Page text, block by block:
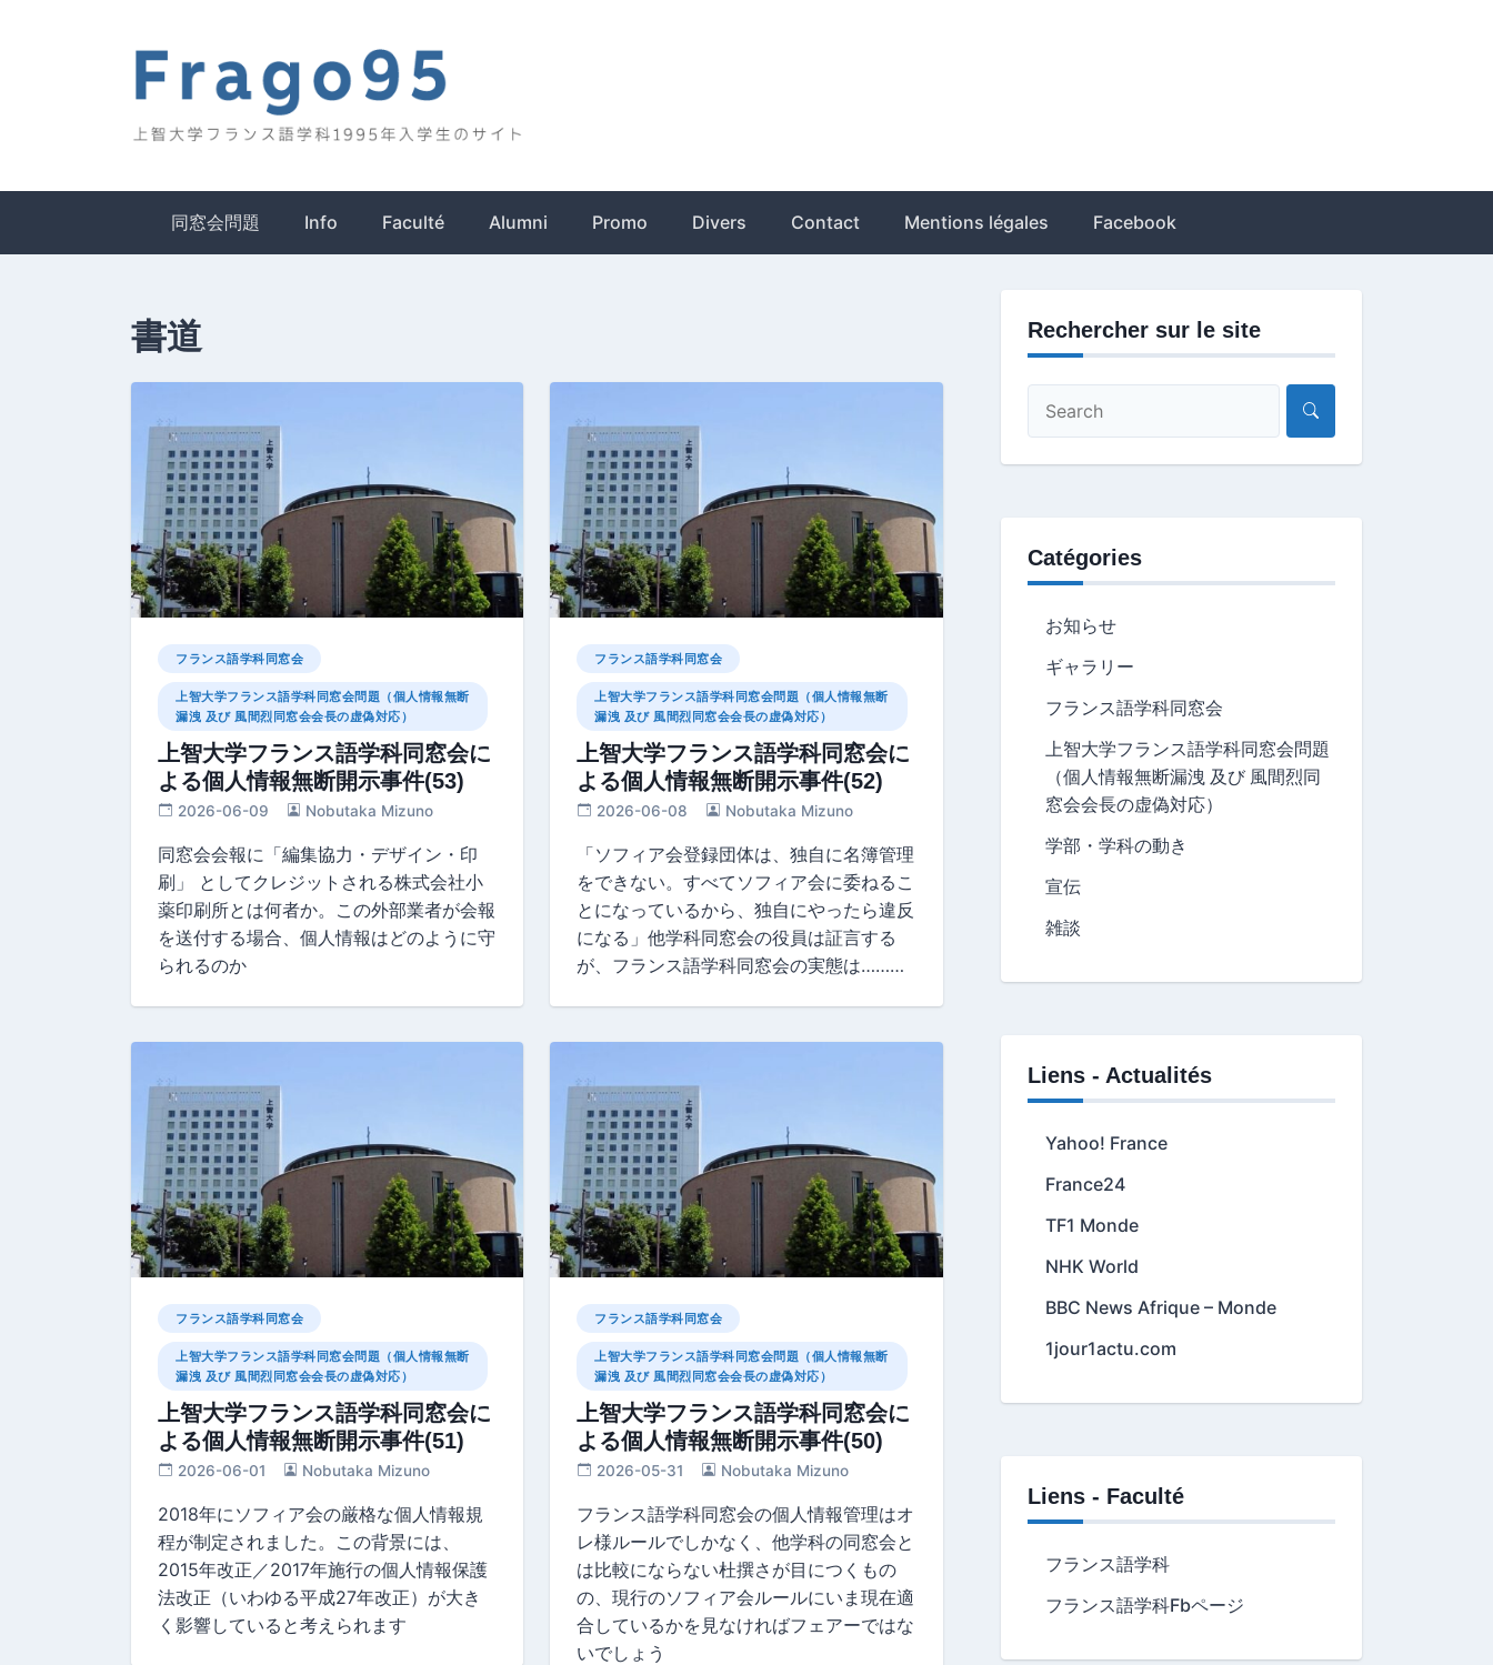
Frago95
同窓会問題 Info Faculté Alumni Promo Divers Contact Mentions légales Facebook
書道
フランス語学科同窓会
上智大学フランス語学科同窓会問題（個人情報無断
漏洩 及び 風間烈同窓会会長の虚偽対応）
上智大学フランス語学科同窓会に
よる個人情報無断開示事件(53)
2026-06-09 Nobutaka Mizuno
同窓会会報に「編集協⼒・デザイン・印
刷」 としてクレジットされる株式会社小
薬印刷所とは何者か。この外部業者が会報
を送付する場合、個人情報はどのように守
られるのか
フランス語学科同窓会
上智大学フランス語学科同窓会問題（個人情報無断
漏洩 及び 風間烈同窓会会長の虚偽対応）
上智大学フランス語学科同窓会に
よる個人情報無断開示事件(52)
2026-06-08 Nobutaka Mizuno
「ソフィア会登録団体は、独自に名簿管理
をできない。すべてソフィア会に委ねるこ
とになっているから、独自にやったら違反
になる」他学科同窓会の役員は証言する
が、フランス語学科同窓会の実態は………
フランス語学科同窓会
上智大学フランス語学科同窓会問題（個人情報無断
漏洩 及び 風間烈同窓会会長の虚偽対応）
上智大学フランス語学科同窓会に
よる個人情報無断開示事件(51)
2026-06-01 Nobutaka Mizuno
2018年にソフィア会の厳格な個人情報規
程が制定されました。この背景には、
2015年改正／2017年施行の個人情報保護
法改正（いわゆる平成27年改正）が大き
く影響していると考えられます
フランス語学科同窓会
上智大学フランス語学科同窓会問題（個人情報無断
漏洩 及び 風間烈同窓会会長の虚偽対応）
上智大学フランス語学科同窓会に
よる個人情報無断開示事件(50)
2026-05-31 Nobutaka Mizuno
フランス語学科同窓会の個人情報管理はオ
レ様ルールでしかなく、他学科の同窓会と
は比較にならない杜撰さが目につくもの
の、現行のソフィア会ルールにいま現在適
合しているかを見なければフェアーではな
いでしょう
Rechercher sur le site
Catégories
お知らせ
ギャラリー
フランス語学科同窓会
上智大学フランス語学科同窓会問題
（個人情報無断漏洩 及び 風間烈同
窓会会長の虚偽対応）
学部・学科の動き
宣伝
雑談
Liens - Actualités
Yahoo! France
France24
TF1 Monde
NHK World
BBC News Afrique – Monde
1jour1actu.com
Liens - Faculté
フランス語学科
フランス語学科Fbページ